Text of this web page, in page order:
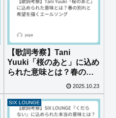
【歌詞考察】Tani
Yuuki「桜のあと」に込め
られた意味とは？春の別
れと希望を描くエールソ
ング
2025.10.23
SIX LOUNGE